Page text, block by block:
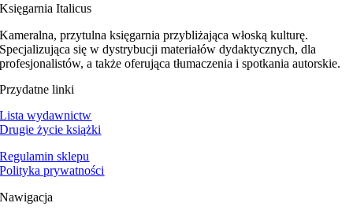
Księgarnia Italicus
Kameralna, przytulna księgarnia przybliżająca włoską kulturę.
Specjalizująca się w dystrybucji materiałów dydaktycznych, dla
profesjonalistów, a także oferująca tłumaczenia i spotkania autorskie.
Przydatne linki
Lista wydawnictw
Drugie życie książki
Regulamin sklepu
Polityka prywatności
Nawigacja